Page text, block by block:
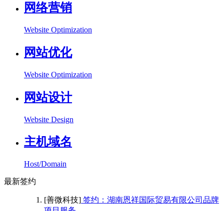
网络营销
Website Optimization
网站优化
Website Optimization
网站设计
Website Design
主机域名
Host/Domain
最新签约
[善微科技] 签约：湖南恩祥国际贸易有限公司品牌